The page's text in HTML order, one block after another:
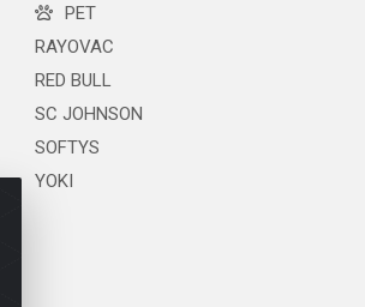
PET
RAYOVAC
RED BULL
SC JOHNSON
SOFTYS
YOKI